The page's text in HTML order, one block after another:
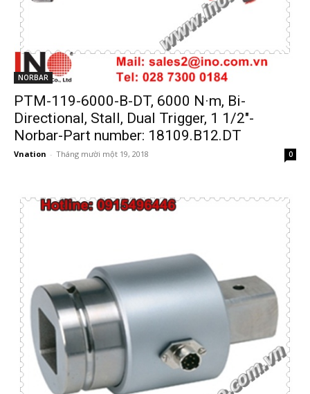
NORBAR
PTM-119-6000-B-DT, 6000 N·m, Bi-
Directional, Stall, Dual Trigger, 1 1/2″-
Norbar-Part number: 18109.B12.DT
Vnation - Tháng mười một 19, 2018 0